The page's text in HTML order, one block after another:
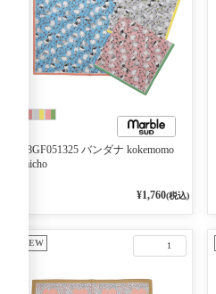
08GF051325 バンダナ kokemomo
raicho
¥1,760(税込)
1
NEW